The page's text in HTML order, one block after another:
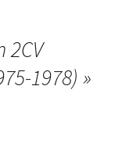
2CV
1978) »